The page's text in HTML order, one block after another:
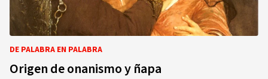
DE PALABRA EN PALABRA
Origen de onanismo y ñapa